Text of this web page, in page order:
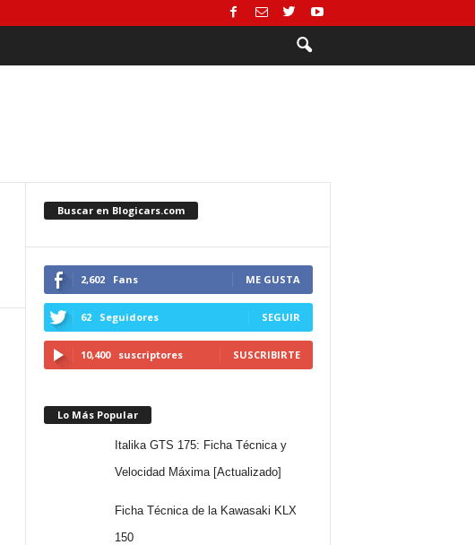
Buscar en Blogicars.com
2,602 Fans ME GUSTA
62 Seguidores SEGUIR
10,400 suscriptores SUSCRIBIRTE
Lo Más Popular
Italika GTS 175: Ficha Técnica y
Velocidad Máxima [Actualizado]
Ficha Técnica de la Kawasaki KLX
150